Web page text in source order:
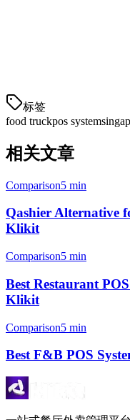
标签
food truckpos system
相关文章
Comparison5 min
Qashier Alternative
Klikit
Comparison5 min
Best Restaurant
Klikit
Comparison5 min
Best F&B POS